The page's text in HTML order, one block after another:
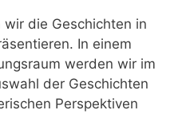
die Geschichten in
In einem
werden wir im
der Geschichten
Perspektiven